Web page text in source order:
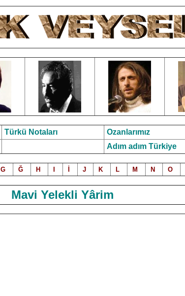
Türkü Notaları Ozanlarımız
Adım adım Türkiye
G Ğ H J K L M N O
Mavi Yelekli Yârim